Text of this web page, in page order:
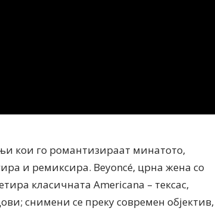
кои го романтизираат минатото,
и ремиксира. Beyoncé, црна жена со
класичната Americana – тексас,
снимени се преку современ објектив,